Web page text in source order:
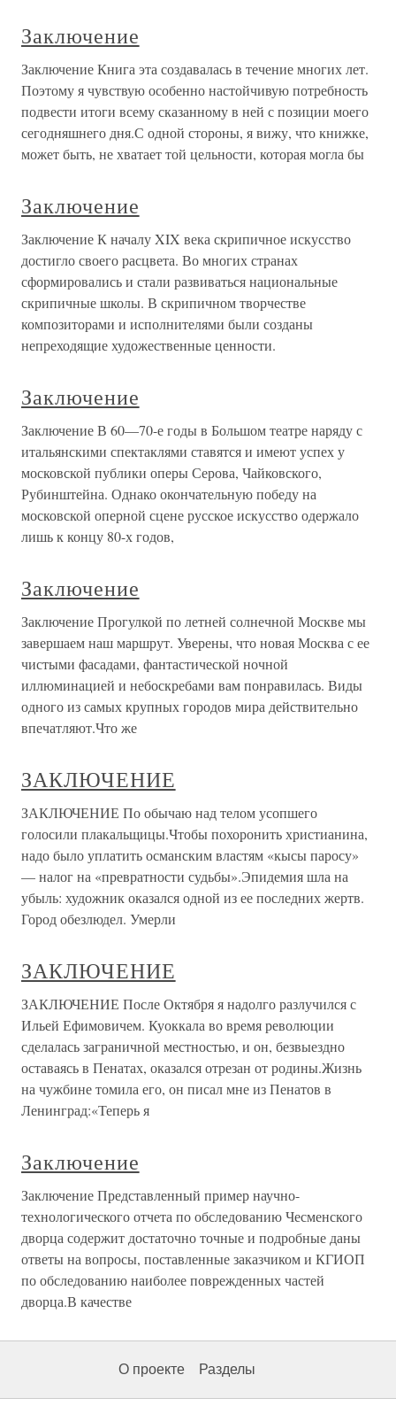
Заключение
Заключение Книга эта создавалась в течение многих лет.
Поэтому я чувствую особенно настойчивую потребность
подвести итоги всему сказанному в ней с позиции моего
сегодняшнего дня.С одной стороны, я вижу, что книжке,
может быть, не хватает той цельности, которая могла бы
Заключение
Заключение К началу XIX века скрипичное искусство
достигло своего расцвета. Во многих странах
сформировались и стали развиваться национальные
скрипичные школы. В скрипичном творчестве
композиторами и исполнителями были созданы
непреходящие художественные ценности.
Заключение
Заключение В 60—70-е годы в Большом театре наряду с
итальянскими спектаклями ставятся и имеют успех у
московской публики оперы Серова, Чайковского,
Рубинштейна. Однако окончательную победу на
московской оперной сцене русское искусство одержало
лишь к концу 80-х годов,
Заключение
Заключение Прогулкой по летней солнечной Москве мы
завершаем наш маршрут. Уверены, что новая Москва с ее
чистыми фасадами, фантастической ночной
иллюминацией и небоскребами вам понравилась. Виды
одного из самых крупных городов мира действительно
впечатляют.Что же
ЗАКЛЮЧЕНИЕ
ЗАКЛЮЧЕНИЕ По обычаю над телом усопшего
голосили плакальщицы.Чтобы похоронить христианина,
надо было уплатить османским властям «кысы паросу»
— налог на «превратности судьбы».Эпидемия шла на
убыль: художник оказался одной из ее последних жертв.
Город обезлюдел. Умерли
ЗАКЛЮЧЕНИЕ
ЗАКЛЮЧЕНИЕ После Октября я надолго разлучился с
Ильей Ефимовичем. Куоккала во время революции
сделалась заграничной местностью, и он, безвыездно
оставаясь в Пенатах, оказался отрезан от родины.Жизнь
на чужбине томила его, он писал мне из Пенатов в
Ленинград:«Теперь я
Заключение
Заключение Представленный пример научно-
технологического отчета по обследованию Чесменского
дворца содержит достаточно точные и подробные даны
ответы на вопросы, поставленные заказчиком и КГИОП
по обследованию наиболее поврежденных частей
дворца.В качестве
О проекте Разделы